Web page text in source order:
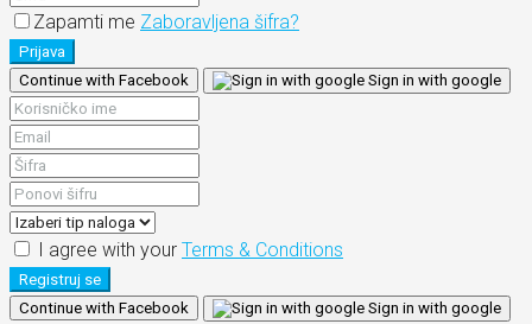
Zapamti me Zaboravljena šifra?
Prijava
Continue with Facebook
Sign in with google
I agree with your Terms & Conditions
Registruj se
Continue with Facebook
Sign in with google